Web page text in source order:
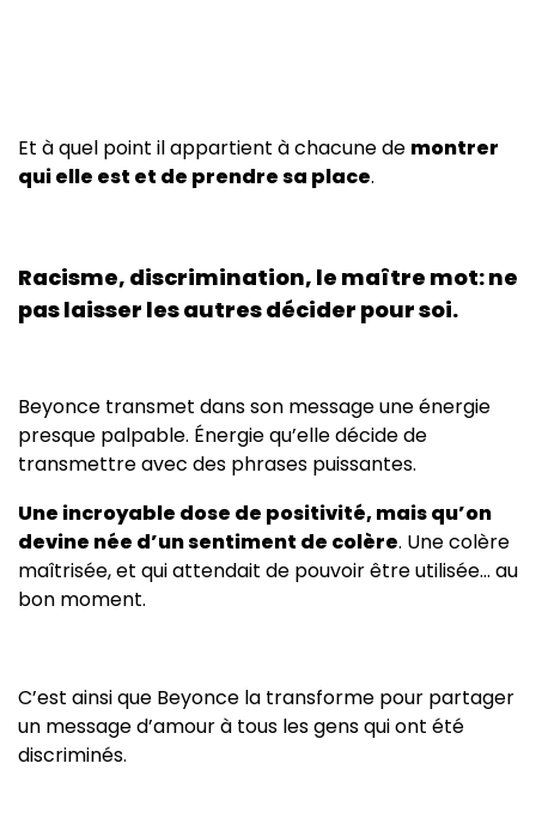
Et à quel point il appartient à chacune de montrer
qui elle est et de prendre sa place.
Racisme, discrimination, le maître mot: ne
pas laisser les autres décider pour soi.
Beyonce transmet dans son message une énergie
presque palpable. Énergie qu’elle décide de
transmettre avec des phrases puissantes.
Une incroyable dose de positivité, mais qu’on
devine née d’un sentiment de colère. Une colère
maîtrisée, et qui attendait de pouvoir être utilisée… au
bon moment.
C’est ainsi que Beyonce la transforme pour partager
un message d’amour à tous les gens qui ont été
discriminés.